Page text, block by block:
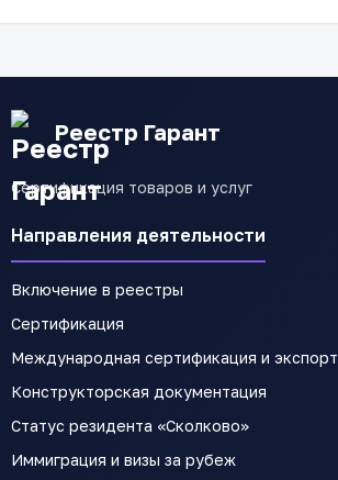
Реестр Гарант
Сертификация товаров и услуг
Направления деятельности
Включение в реестры
Сертификация
Международная сертификация и экспорт
Конструкторская документация
Статус резидента «Сколково»
Иммиграция и визы за рубеж